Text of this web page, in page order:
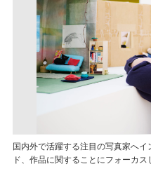
国内外で活躍する注目の写真家へ
ド、作品に関することにフォーカス